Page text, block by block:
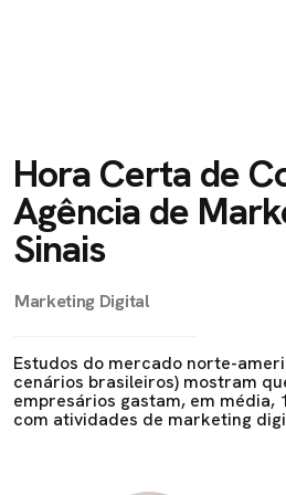
Hora Certa de
Agência de
Sinais
Marketing Digital
Estudos do mercado norte-
cenários brasileiros) mostram
empresários gastam, em média,
com atividades de marketing